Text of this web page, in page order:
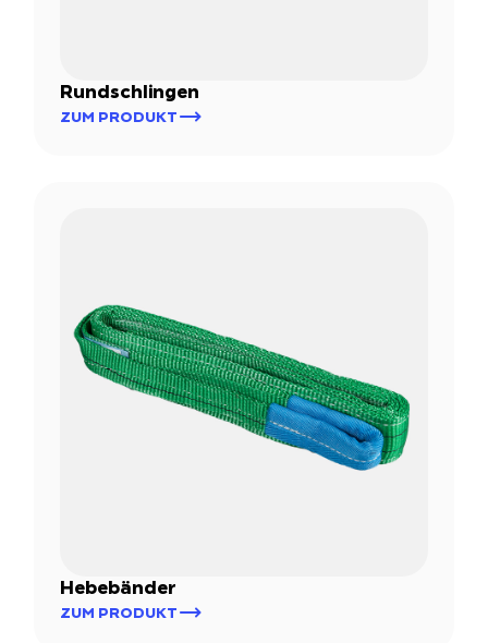
Rundschlingen
ZUM PRODUKT
Hebebänder
ZUM PRODUKT